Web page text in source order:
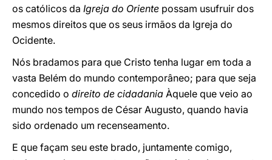
os católicos da Igreja do Oriente possam usufruir dos
mesmos direitos que os seus irmãos da Igreja do
Ocidente.
Nós bradamos para que Cristo tenha lugar em toda a
vasta Belém do mundo contemporâneo; para que seja
concedido o direito de cidadania Àquele que veio ao
mundo nos tempos de César Augusto, quando havia
sido ordenado um recenseamento.
E que façam seu este brado, juntamente comigo,